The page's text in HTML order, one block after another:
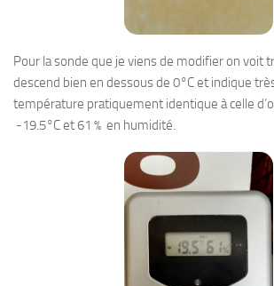
Pour la sonde que je viens de modifier on voit
descend bien en dessous de 0°C et indique
température pratiquement identique à celle
-19.5°C et 61 % en humidité.